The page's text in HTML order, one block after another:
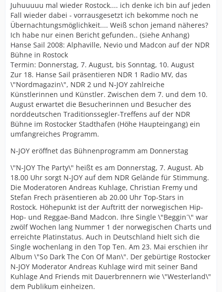
Juhuuuuu mal wieder Rostock.... ich denke ich bin auf jeden
Fall wieder dabei - vorrausgesetzt ich bekomme noch ne
Übernachtungsmöglichkeit.... Weiß schon jemand näheres?
Ich habe nur einen Bericht gefunden.. (siehe Anhang)
Hanse Sail 2008: Alphaville, Nevio und Madcon auf der NDR
Bühne in Rostock
Termin: Donnerstag, 7. August, bis Sonntag, 10. August
Zur 18. Hanse Sail präsentieren NDR 1 Radio MV, das
\"Nordmagazin\", NDR 2 und N-JOY zahlreiche
Künstlerinnen und Künstler. Zwischen dem 7. und dem 10.
August erwartet die Besucherinnen und Besucher des
norddeutschen Traditionssegler-Treffens auf der NDR
Bühne im Rostocker Stadthafen (Höhe Haupteingang) ein
umfangreiches Programm.
N-JOY eröffnet das Bühnenprogramm am Donnerstag
\"N-JOY The Party\" heißt es am Donnerstag, 7. August. Ab
18.00 Uhr sorgt N-JOY auf dem NDR Gelände für Stimmung.
Die Moderatoren Andreas Kuhlage, Christian Fremy und
Stefan Frech präsentieren ab 20.00 Uhr Top-Stars in
Rostock. Höhepunkt ist der Auftritt der norwegischen Hip-
Hop- und Reggae-Band Madcon. Ihre Single \"Beggin´\" war
zwölf Wochen lang Nummer 1 der norwegischen Charts und
erreichte Platinstatus. Auch in Deutschland hielt sich die
Single wochenlang in den Top Ten. Am 23. Mai erschien ihr
Album \"So Dark The Con Of Man\". Der gebürtige Rostocker
N-JOY Moderator Andreas Kuhlage wird mit seiner Band
Kuhlage And Friends mit Dauerbrennern wie \"Westerland\"
dem Publikum einheizen.